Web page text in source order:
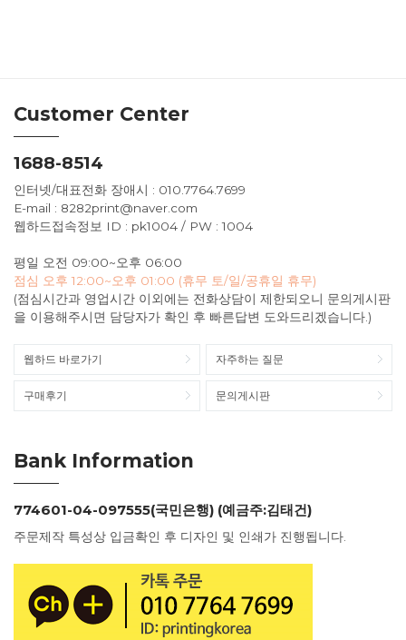
Customer Center
1688-8514
인터넷/대표전화 장애시 : 010.7764.7699
E-mail : 8282print@naver.com
웹하드접속정보 ID : pk1004 / PW : 1004
평일 오전 09:00~오후 06:00
점심 오후 12:00~오후 01:00 (휴무 토/일/공휴일 휴무)
(점심시간과 영업시간 이외에는 전화상담이 제한되오니 문의게시판
을 이용해주시면 담당자가 확인 후 빠른답변 도와드리겠습니다.)
웹하드 바로가기 자주하는 질문
구매후기 문의게시판
Bank Information
774601-04-097555(국민은행) (예금주:김태건)
주문제작 특성상 입금확인 후 디자인 및 인쇄가 진행됩니다.